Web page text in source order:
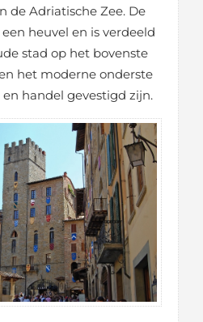
de Adriatische Zee. De
heuvel en is verdeeld
stad op het bovenste
het moderne onderste
handel gevestigd zijn.